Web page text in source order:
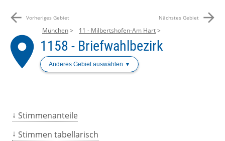
arrow_back Vorheriges Gebiet Nächstes Gebiet arrow_forward
place
München 11 - Milbertshofen-Am Hart
1158 - Briefwahlbezirk
Anderes Gebiet auswählen
Stimmenanteile
Stimmen tabellarisch